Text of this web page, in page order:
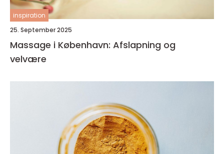
inspiration
25. September 2025
Massage i København: Afslapning og
velvære